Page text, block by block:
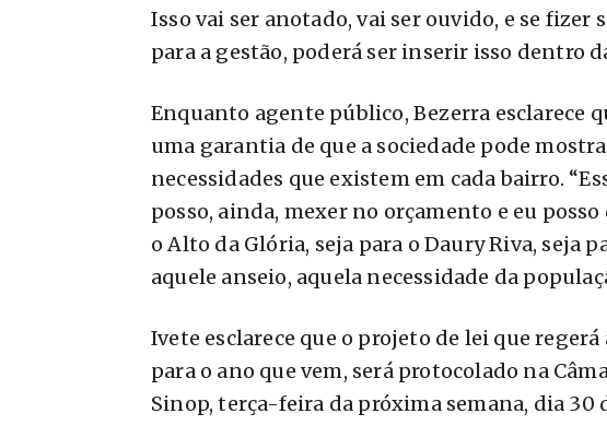
Isso vai ser anotado, vai ser ouvido, e se
para a gestão, poderá ser inserir isso dentro
Enquanto agente público, Bezerra esclarece
uma garantia de que a sociedade pode
necessidades que existem em cada bairro.
posso, ainda, mexer no orçamento e eu
o Alto da Glória, seja para o Daury Riva, seja
aquele anseio, aquela necessidade da
Ivete esclarece que o projeto de lei que
para o ano que vem, será protocolado na
Sinop, terça-feira da próxima semana, dia 30